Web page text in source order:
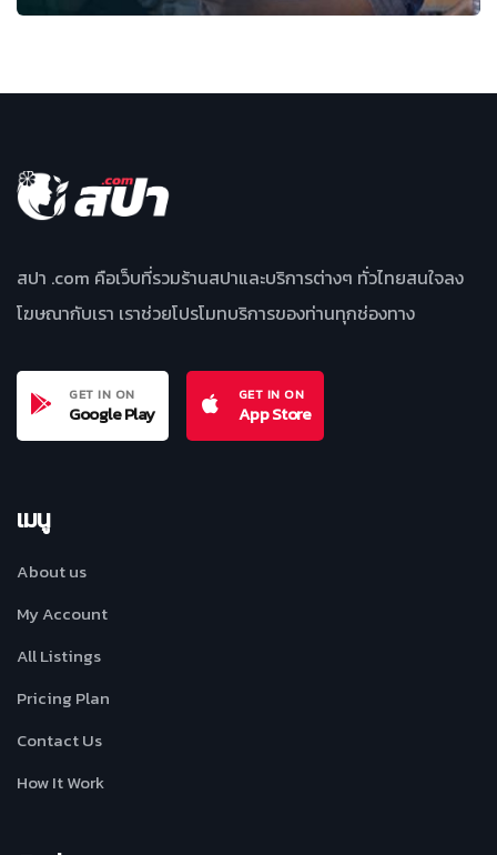
สปา .com คือเว็บที่รวมร้านสปาและบริการต่างๆ ทั่วไทยสนใจลง
โฆษณากับเรา เราช่วยโปรโมทบริการของท่านทุกช่องทาง
GET IN ON
Google Play
GET IN ON
App Store
เมนู
About us
My Account
All Listings
Pricing Plan
Contact Us
How It Work